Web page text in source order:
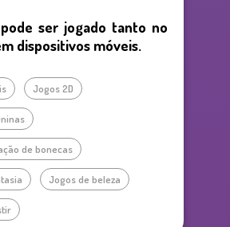
ser jogado tanto no
dispositivos móveis.
Jogos 2D
de bonecas
Jogos de beleza